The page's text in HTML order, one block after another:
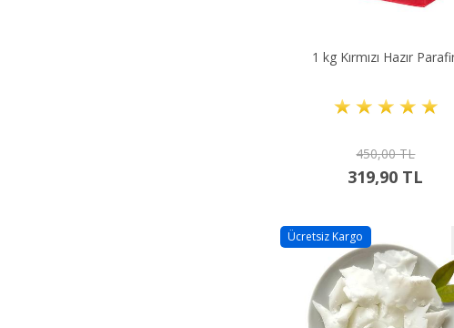
1 kg Kırmızı Hazır
450,00 TL
319,90 TL
Ücretsiz Kargo